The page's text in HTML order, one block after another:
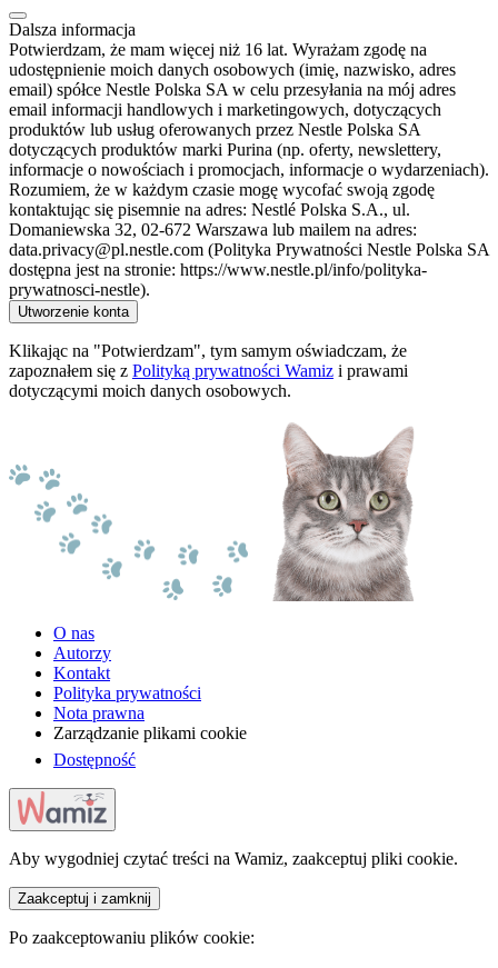
Dalsza informacja
Potwierdzam, że mam więcej niż 16 lat. Wyrażam zgodę na
udostępnienie moich danych osobowych (imię, nazwisko, adres
email) spółce Nestle Polska SA w celu przesyłania na mój adres
email informacji handlowych i marketingowych, dotyczących
produktów lub usług oferowanych przez Nestle Polska SA
dotyczących produktów marki Purina (np. oferty, newslettery,
informacje o nowościach i promocjach, informacje o wydarzeniach).
Rozumiem, że w każdym czasie mogę wycofać swoją zgodę
kontaktując się pisemnie na adres: Nestlé Polska S.A., ul.
Domaniewska 32, 02-672 Warszawa lub mailem na adres:
data.privacy@pl.nestle.com (Polityka Prywatności Nestle Polska SA
dostępna jest na stronie: https://www.nestle.pl/info/polityka-
prywatnosci-nestle).
Utworzenie konta
Klikając na "Potwierdzam", tym samym oświadczam, że
zapoznałem się z Polityką prywatności Wamiz i prawami
dotyczącymi moich danych osobowych.
O nas
Autorzy
Kontakt
Polityka prywatności
Nota prawna
Zarządzanie plikami cookie
Dostępność
Aby wygodniej czytać treści na Wamiz, zaakceptuj pliki cookie.
Zaakceptuj i zamknij
Po zaakceptowaniu plików cookie: